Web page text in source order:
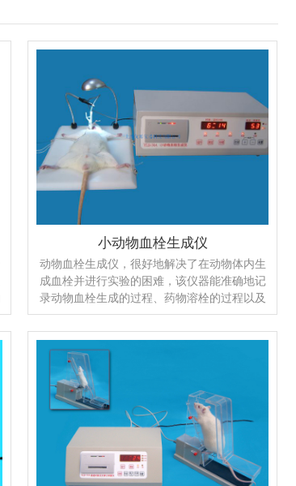
小动物血栓生成仪
动物血栓生成仪，很好地解决了在动物体内生
成血栓并进行实验的困难，该仪器能准确地记
录动物血栓生成的过程、药物溶栓的过程以及
药物抗栓的效果，仪器有成栓迅速，栓段清
晰，效果良好，结果一致等特点